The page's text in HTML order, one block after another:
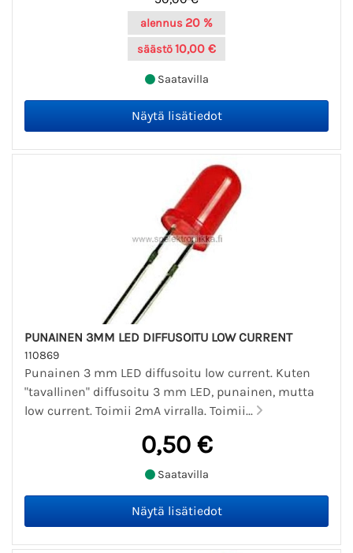
alennus 20 %
säästö10,00 €
Saatavilla
PUNAINEN 3MM LED DIFFUSOITU LOW CURRENT
110869
Punainen 3 mm LED diffusoitu low current. Kuten
"tavallinen" diffusoitu 3 mm LED, punainen, mutta
low current. Toimii 2mA virralla. Toimii...
0,50 €
Saatavilla